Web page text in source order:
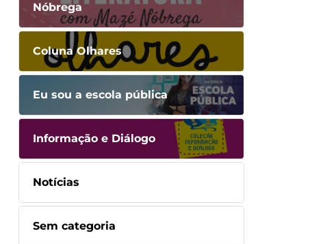
Nóbrega
Coluna Olhares
Eu sou a escola pública
Informação e Diálogo
Notícias
Sem categoria